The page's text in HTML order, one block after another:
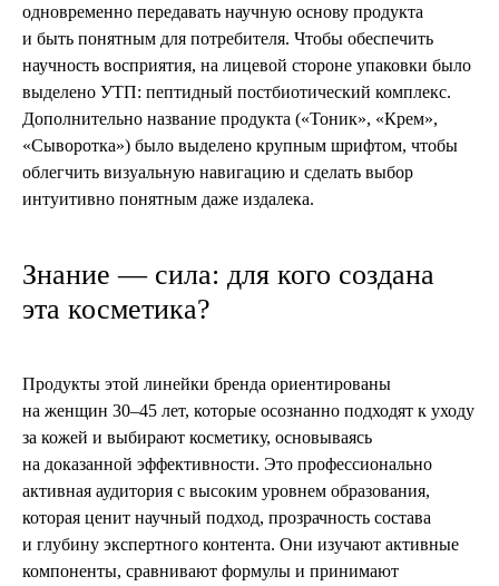
одновременно передавать научную основу продукта
и быть понятным для потребителя. Чтобы обеспечить
научность восприятия, на лицевой стороне упаковки было
выделено УТП: пептидный постбиотический комплекс.
Дополнительно название продукта («Тоник», «Крем»,
«Сыворотка») было выделено крупным шрифтом, чтобы
облегчить визуальную навигацию и сделать выбор
интуитивно понятным даже издалека.
Знание — сила: для кого создана
эта косметика?
Продукты этой линейки бренда ориентированы
на женщин 30–45 лет, которые осознанно подходят к уходу
за кожей и выбирают косметику, основываясь
на доказанной эффективности. Это профессионально
активная аудитория с высоким уровнем образования,
которая ценит научный подход, прозрачность состава
и глубину экспертного контента. Они изучают активные
компоненты, сравнивают формулы и принимают